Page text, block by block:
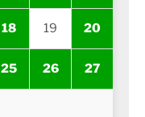
18 19 20
25 26 27